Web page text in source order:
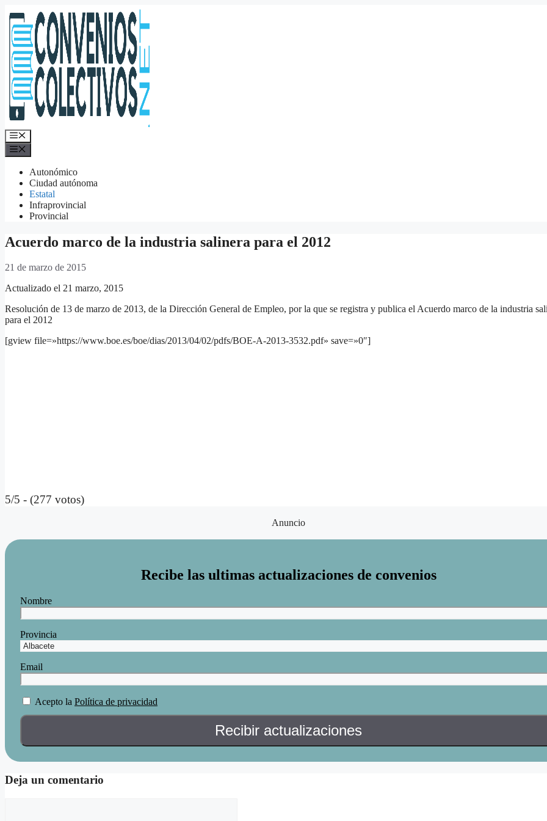
al
contenido
Menú
Autonómico
Ciudad autónoma
Estatal
Infraprovincial
Provincial
Acuerdo marco de la industria salinera para el 2012
21 de marzo de 2015
Actualizado el 21 marzo, 2015
Resolución de 13 de marzo de 2013, de la Dirección General de Empleo, por la que se registra y publica el Acuerdo marco de la industria
para el 2012
[gview file=»https://www.boe.es/boe/dias/2013/04/02/pdfs/BOE-A-2013-3532.pdf» save=»0″]
5/5 - (277 votos)
Anuncio
Recibe las ultimas actualizaciones de convenios
Nombre
Provincia
Email
Acepto la Política de privacidad
Deja un comentario